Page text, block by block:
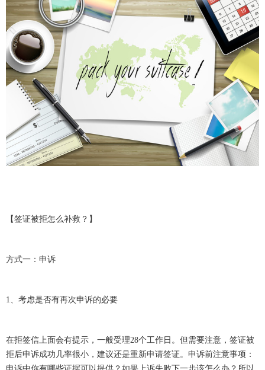
【签证被拒怎么补救？】
方式一：申诉
1、考虑是否有再次申诉的必要
在拒签信上面会有提示，一般受理28个工作日。但需要注意，签证被
拒后申诉成功几率很小，建议还是重新申请签证。申诉前注意事项：